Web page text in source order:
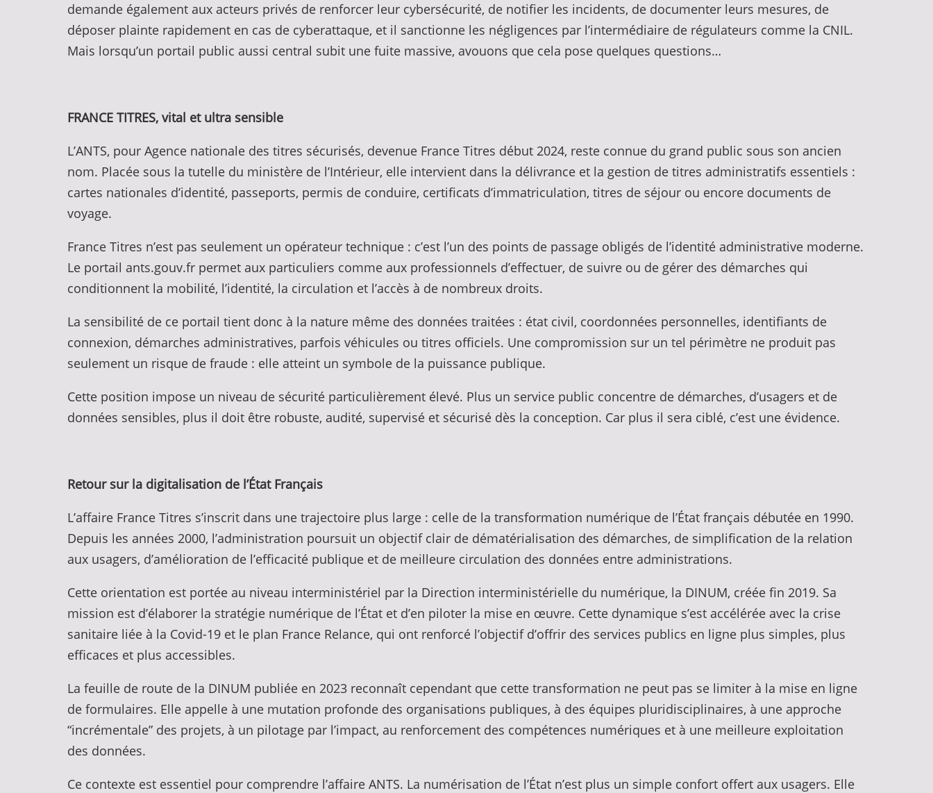
demande également aux acteurs privés de renforcer leur cybersécurité, de notifier les incidents, de documenter leurs mesures, de
déposer plainte rapidement en cas de cyberattaque, et il sanctionne les négligences par l’intermédiaire de régulateurs comme la CNIL.
Mais lorsqu’un portail public aussi central subit une fuite massive, avouons que cela pose quelques questions…
FRANCE TITRES, vital et ultra sensible
L’ANTS, pour Agence nationale des titres sécurisés, devenue France Titres début 2024, reste connue du grand public sous son ancien
nom. Placée sous la tutelle du ministère de l’Intérieur, elle intervient dans la délivrance et la gestion de titres administratifs essentiels :
cartes nationales d’identité, passeports, permis de conduire, certificats d’immatriculation, titres de séjour ou encore documents de
voyage.
France Titres n’est pas seulement un opérateur technique : c’est l’un des points de passage obligés de l’identité administrative moderne.
Le portail ants.gouv.fr permet aux particuliers comme aux professionnels d’effectuer, de suivre ou de gérer des démarches qui
conditionnent la mobilité, l’identité, la circulation et l’accès à de nombreux droits.
La sensibilité de ce portail tient donc à la nature même des données traitées : état civil, coordonnées personnelles, identifiants de
connexion, démarches administratives, parfois véhicules ou titres officiels. Une compromission sur un tel périmètre ne produit pas
seulement un risque de fraude : elle atteint un symbole de la puissance publique.
Cette position impose un niveau de sécurité particulièrement élevé. Plus un service public concentre de démarches, d’usagers et de
données sensibles, plus il doit être robuste, audité, supervisé et sécurisé dès la conception. Car plus il sera ciblé, c’est une évidence.
Retour sur la digitalisation de l’État Français
L’affaire France Titres s’inscrit dans une trajectoire plus large : celle de la transformation numérique de l’État français débutée en 1990.
Depuis les années 2000, l’administration poursuit un objectif clair de dématérialisation des démarches, de simplification de la relation
aux usagers, d’amélioration de l’efficacité publique et de meilleure circulation des données entre administrations.
Cette orientation est portée au niveau interministériel par la Direction interministérielle du numérique, la DINUM, créée fin 2019. Sa
mission est d’élaborer la stratégie numérique de l’État et d’en piloter la mise en œuvre. Cette dynamique s’est accélérée avec la crise
sanitaire liée à la Covid-19 et le plan France Relance, qui ont renforcé l’objectif d’offrir des services publics en ligne plus simples, plus
efficaces et plus accessibles.
La feuille de route de la DINUM publiée en 2023 reconnaît cependant que cette transformation ne peut pas se limiter à la mise en ligne
de formulaires. Elle appelle à une mutation profonde des organisations publiques, à des équipes pluridisciplinaires, à une approche
“incrémentale” des projets, à un pilotage par l’impact, au renforcement des compétences numériques et à une meilleure exploitation
des données.
Ce contexte est essentiel pour comprendre l’affaire ANTS. La numérisation de l’État n’est plus un simple confort offert aux usagers. Elle